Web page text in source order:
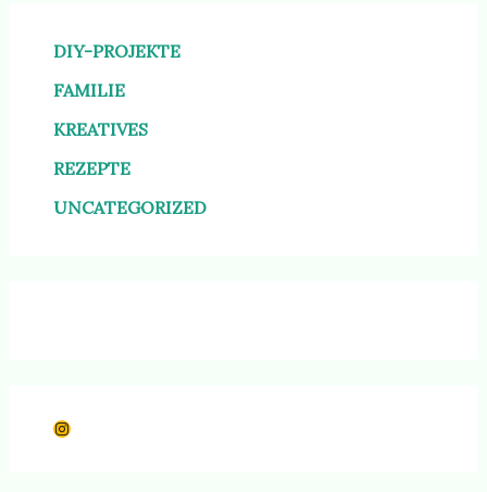
DIY-PROJEKTE
FAMILIE
KREATIVES
REZEPTE
UNCATEGORIZED
Instagram